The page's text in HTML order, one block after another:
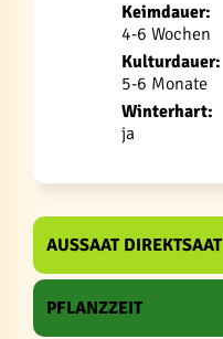
Keimdauer:
4-6 Wochen
Kulturdauer:
5-6 Monate
Winterhart:
ja
AUSSAAT DIREKTSAAT
PFLANZZEIT